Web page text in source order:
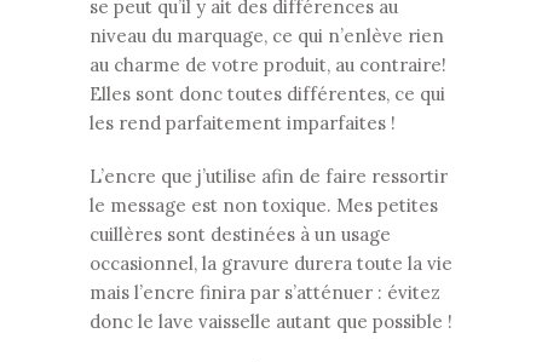
se peut qu’il y ait des différences au
niveau du marquage, ce qui n’enlève rien
au charme de votre produit, au contraire!
Elles sont donc toutes différentes, ce qui
les rend parfaitement imparfaites !
L’encre que j’utilise afin de faire ressortir
le message est non toxique. Mes petites
cuillères sont destinées à un usage
occasionnel, la gravure durera toute la vie
mais l’encre finira par s’atténuer : évitez
donc le lave vaisselle autant que possible !